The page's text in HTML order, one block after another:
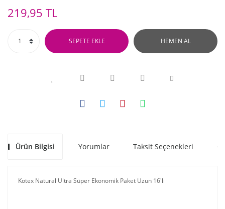
219,95 TL
SEPETE EKLE HEMEN AL
Ürün Bilgisi Yorumlar Taksit Seçenekleri
Kotex Natural Ultra Süper Ekonomik Paket Uzun 16'lı